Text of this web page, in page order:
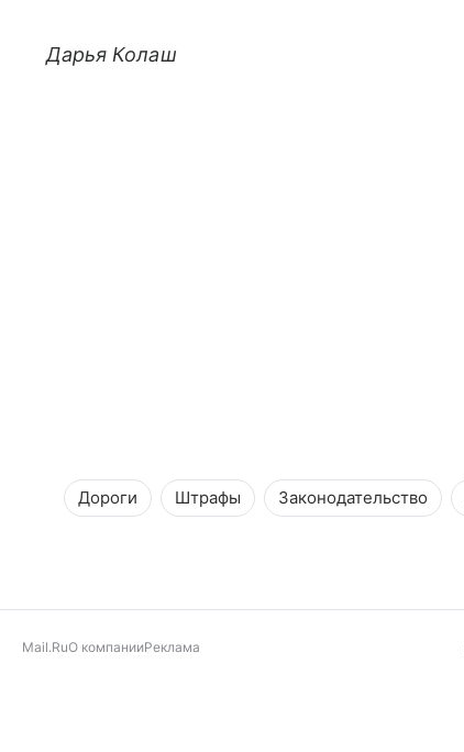
Дарья Колаш
Дороги Штрафы Законодательство
Mail.RuО компанииРеклама